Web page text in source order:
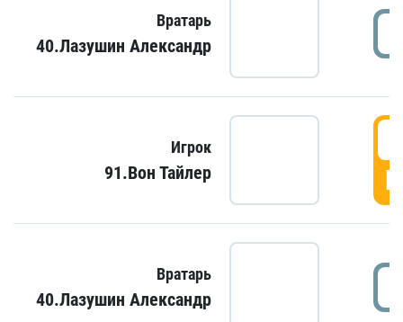
Вратарь
40.Лазушин Александр
Игрок
91.Вон Тайлер
Вратарь
40.Лазушин Александр